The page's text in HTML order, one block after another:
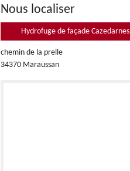
Nous localiser
Hydrofuge de façade Cazedarnes
chemin de la prelle
34370 Maraussan